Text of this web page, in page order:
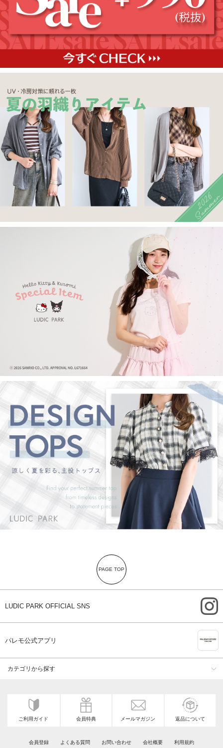
PAGE TOP
LUDIC PARK OFFICIAL SNS
パレモ公式アプリ
カテゴリから探す
ご利用ガイド 会員特典 メールマガジン 返品について
会員登録 よくある質問 お問い合わせ 会社概要 利用規約